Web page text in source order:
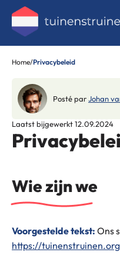
Home/Privacybeleid
Posté parJohan
Laatst bijgewerkt 12.09.2024
Wie zijn we
Voorgestelde tekst: Ons
https://